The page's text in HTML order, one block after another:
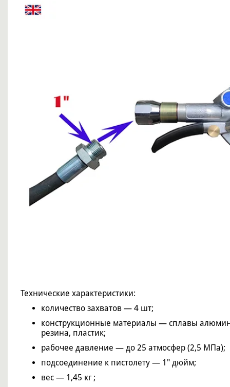
Технические характеристики:
количество захватов — 4 шт;
конструкционные материалы — сплавы
резина, пластик;
рабочее давление — до 25 атмосфер (2,5 МПа);
подсоединение к пистолету — 1" дюйм;
вес — 1,45 кг ;